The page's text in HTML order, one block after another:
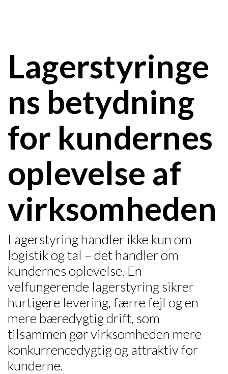
Lagerstyringe
ns betydning
for kundernes
oplevelse af
virksomheden
Lagerstyring handler ikke kun om
logistik og tal – det handler om
kundernes oplevelse. En
velfungerende lagerstyring sikrer
hurtigere levering, færre fejl og en
mere bæredygtig drift, som
tilsammen gør virksomheden mere
konkurrencedygtig og attraktiv for
kunderne.